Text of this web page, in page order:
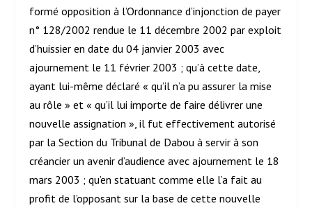
formé opposition à l’Ordonnance d’injonction de payer
n° 128/2002 rendue le 11 décembre 2002 par exploit
d’huissier en date du 04 janvier 2003 avec
ajournement le 11 février 2003 ; qu’à cette date,
ayant lui-même déclaré « qu’il n’a pu assurer la mise
au rôle » et « qu’il lui importe de faire délivrer une
nouvelle assignation », il fut effectivement autorisé
par la Section du Tribunal de Dabou à servir à son
créancier un avenir d’audience avec ajournement le 18
mars 2003 ; qu’en statuant comme elle l’a fait au
profit de l’opposant sur la base de cette nouvelle